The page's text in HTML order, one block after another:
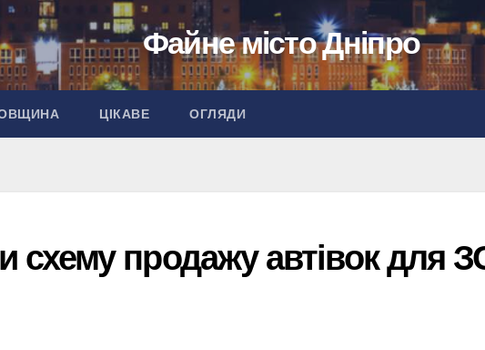
Файне місто Дніпро
ЦІКАВЕ ОГЛЯДИ
схему продажу автівок для